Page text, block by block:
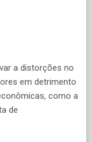
a distorções no
em detrimento
como a
de